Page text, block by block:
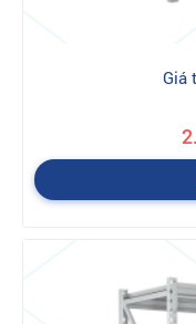
cho nhân viên kinh
trên báo giá và hóa
rồi mới chuyển hàng.
- Với những sản
kiểm tra xem hàng đó
theo yêu cầu của mình
bên phía nhà cung
phẩm bị lỗi do khách
chịu trách nhiệm đổi
phải mất thêm chi phí.
sự thỏa thuận giữa
Giá